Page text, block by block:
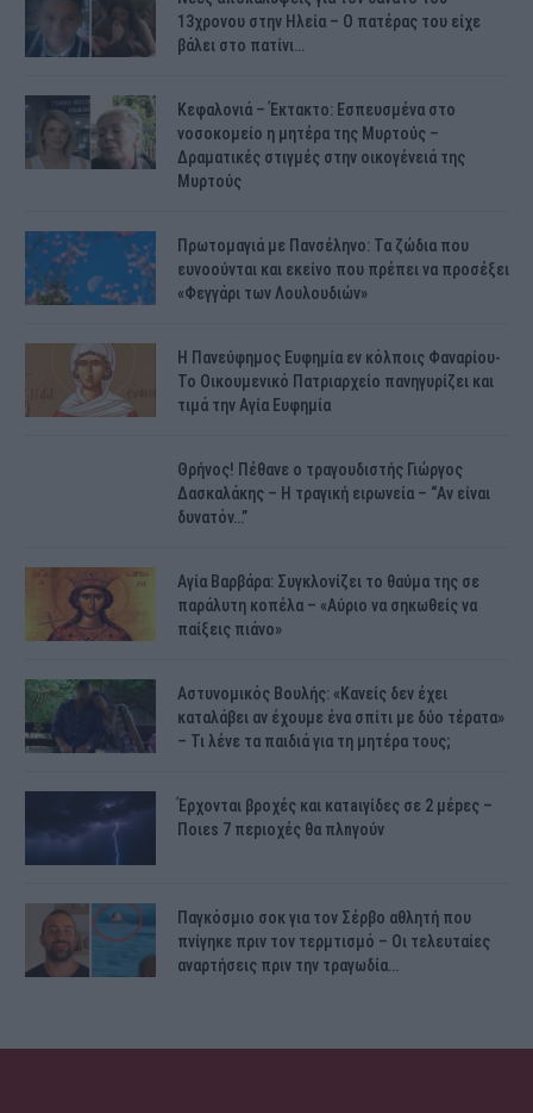
13χρονου στην Ηλεία – Ο πατέρας του είχε
βάλει στο πατίνι…
Κεφαλονιά – Έκτακτο: Εσπευσμένα στο
νοσοκομείο η μητέρα της Μυρτούς –
Δραματικές στιγμές στην οικογένειά της
Μυρτούς
Πρωτομαγιά με Πανσέληνο: Τα ζώδια που
ευνοούνται και εκείνο που πρέπει να προσέξει
«Φεγγάρι των Λουλουδιών»
H Πανεύφημος Ευφημία εν κόλποις Φαναρίου-
Το Οικουμενικό Πατριαρχείο πανηγυρίζει και
τιμά την Αγία Ευφημία
Θρήνος! Πέθανε ο τραγουδιστής Γιώργος
Δασκαλάκης – Η τραγική ειρωνεία – “Αν είναι
δυνατόν…”
Αγία Βαρβάρα: Συγκλονίζει το θαύμα της σε
παράλυτη κοπέλα – «Αύριο να σηκωθείς να
παίξεις πιάνο»
Αστυνομικός Bουλής: «Κανείς δεν έχει
καταλάβει αν έχουμε ένα σπίτι με δύο τέρατα»
– Τι λένε τα παιδιά για τη μητέρα τους;
Έρχονται βροχές και κατaιγίδες σε 2 μέpες –
Ποιεs 7 πεpιοχές θα πλnγούν
Παγκόσμιο σοκ για τον Σέρβο αθλητή που
πνίγηκε πριν τον τερμτισμό – Οι τελευταίες
αναρτήσεις πριν την τραγωδία…